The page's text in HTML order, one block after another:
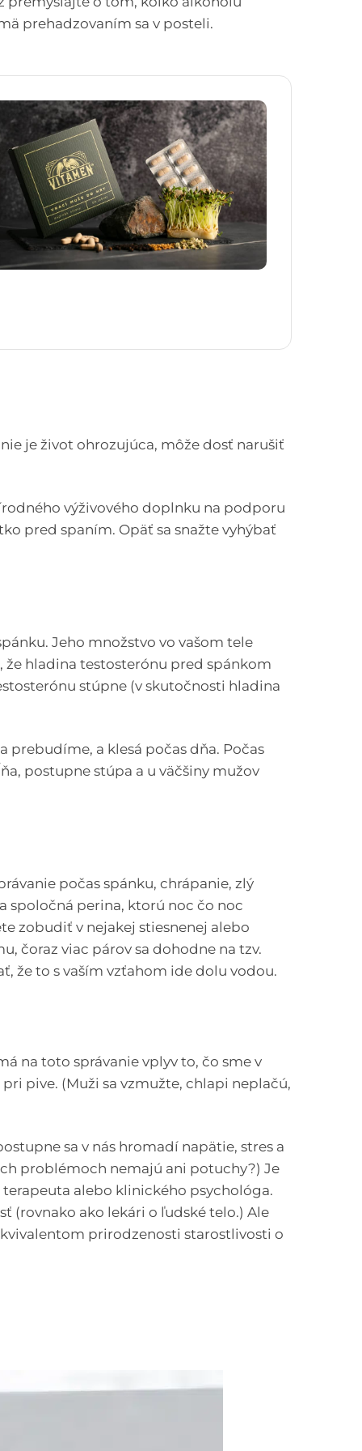
prehadzovaním sa v posteli.
je život ohrozujúca, môže dosť narušiť
výživového doplnku na podporu
pred spaním. Opäť sa snažte vyhýbať
Jeho množstvo vo vašom tele
že hladina testosterónu pred spánkom
stúpne (v skutočnosti hladina
prebudíme, a klesá počas dňa. Počas
postupne stúpa a u väčšiny mužov
počas spánku, chrápanie, zlý
spoločná perina, ktorú noc čo noc
zobudiť v nejakej stiesnenej alebo
čoraz viac párov sa dohodne na tzv.
že to s vaším vzťahom ide dolu vodou.
na toto správanie vplyv to, čo sme v
pive. (Muži sa vzmužte, chlapi neplačú,
sa v nás hromadí napätie, stres a
problémoch nemajú ani potuchy?) Je
alebo klinického psychológa.
(rovnako ako lekári o ľudské telo.) Ale
prirodzenosti starostlivosti o